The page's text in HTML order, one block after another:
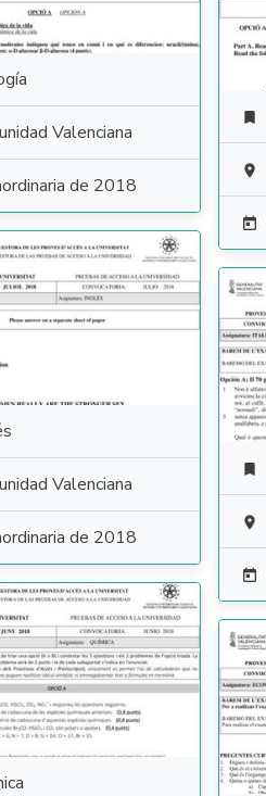
Valenciana
de 2018



Valenciana
de 2018


